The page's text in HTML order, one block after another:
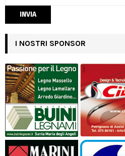
I NOSTRI SPONSOR